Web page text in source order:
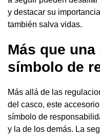
y destacar su
también salva vidas.
Más que
símbolo de
Más allá de las
del casco, este
símbolo de
y la de los demás. La